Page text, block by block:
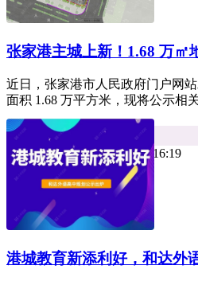
张家港主城上新！1.68 万㎡
近日，张家港市人民政府门户网
面积 1.68 万平方米，现将公示相
平台资讯
小牛看房 2026年07月20日 16:19
热度 11
港城教育新添利好，和达外